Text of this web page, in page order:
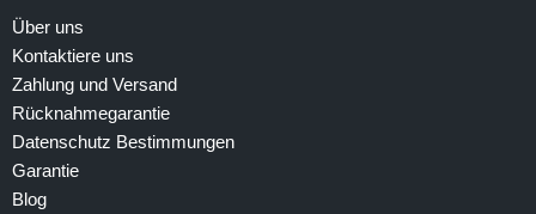
Über uns
Kontaktiere uns
Zahlung und Versand
Rücknahmegarantie
Datenschutz Bestimmungen
Garantie
Blog